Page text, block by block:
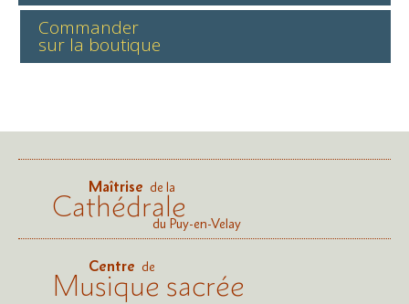
Commander
sur la boutique
Maîtrise de la
Cathédraledu Puy-en-Velay
Centre de
Musique sacrée